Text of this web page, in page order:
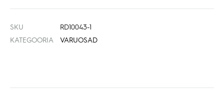
SKU
RD10043-1
KATEGOORIA
VARUOSAD